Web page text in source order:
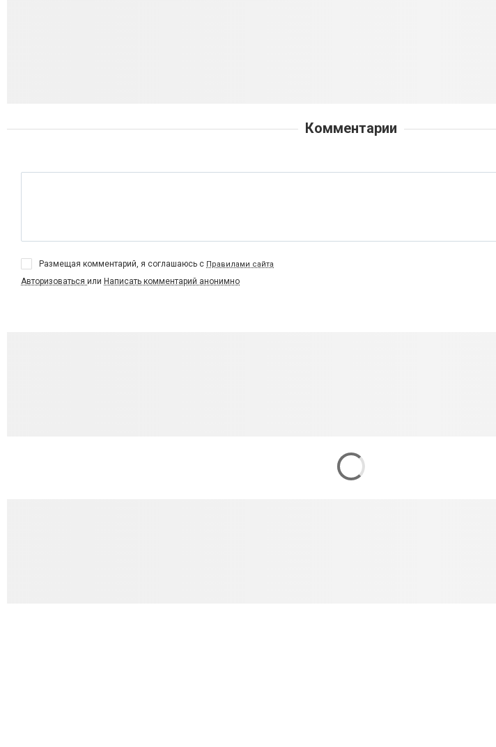
Комментарии
Размещая комментарий, я соглашаюсь с Правилами сайта
Авторизоваться или Написать комментарий анонимно